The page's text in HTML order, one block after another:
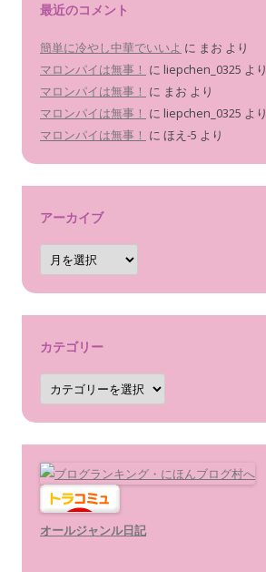
最近のコメント
簡単に冷やし中華でいいよ に まお より
マロンパイは無事！ に liepchen_0325 より
マロンパイは無事！ に まお より
マロンパイは無事！ に liepchen_0325 より
マロンパイは無事！ に ほえ-5 より
アーカイブ
ア
ー
カ
カテゴリー
カ
テ
ゴ
オールジャンル日記